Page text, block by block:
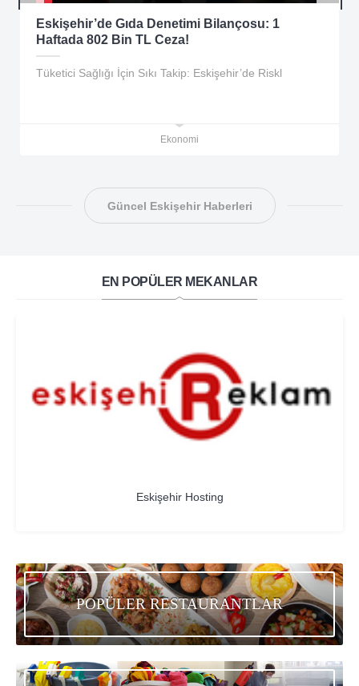
Eskişehir’de Gıda Denetimi Bilançosu: 1
Haftada 802 Bin TL Ceza!
Tüketici Sağlığı İçin Sıkı Takip: Eskişehir’de Riskl
Ekonomi
Güncel Eskişehir Haberleri
EN POPÜLER MEKANLAR
Eskişehir Hosting
POPÜLER RESTAURANTLAR